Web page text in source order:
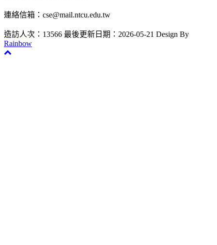
連絡信箱：cse@mail.ntcu.edu.tw
造訪人次：13566 最後更新日期：2026-05-21 Design By
Rainbow